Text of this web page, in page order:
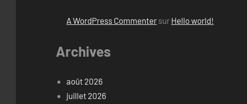
A WordPress Commenter sur Hello world!
Archives
août 2026
juillet 2026